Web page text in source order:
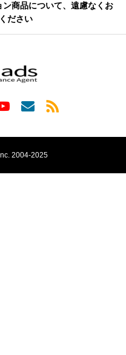
商品について、遠慮なくお
ださい
2004-2025